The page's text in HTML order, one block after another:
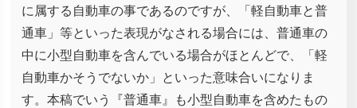
に属する自動車の事であるのですが、「軽自動車と普
通車」等といった表現がなされる場合には、普通車の
中に小型自動車を含んでいる場合がほとんどで、「軽
自動車かそうでないか」といった意味合いになりま
す。本稿でいう『普通車』も小型自動車を含めたもの